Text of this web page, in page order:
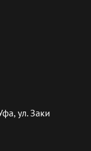
ул. Заки